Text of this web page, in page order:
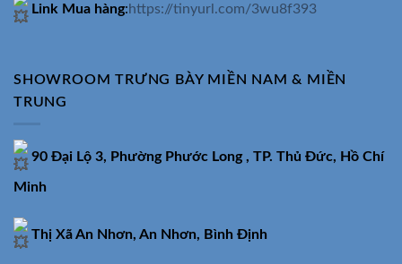
Link Mua hàng:https://tinyurl.com/3wu8f393
SHOWROOM TRƯNG BÀY MIỀN NAM & MIỀN
TRUNG
90 Đại Lộ 3, Phường Phước Long , TP. Thủ Đức, Hồ Chí
Minh
Thị Xã An Nhơn, An Nhơn, Bình Định